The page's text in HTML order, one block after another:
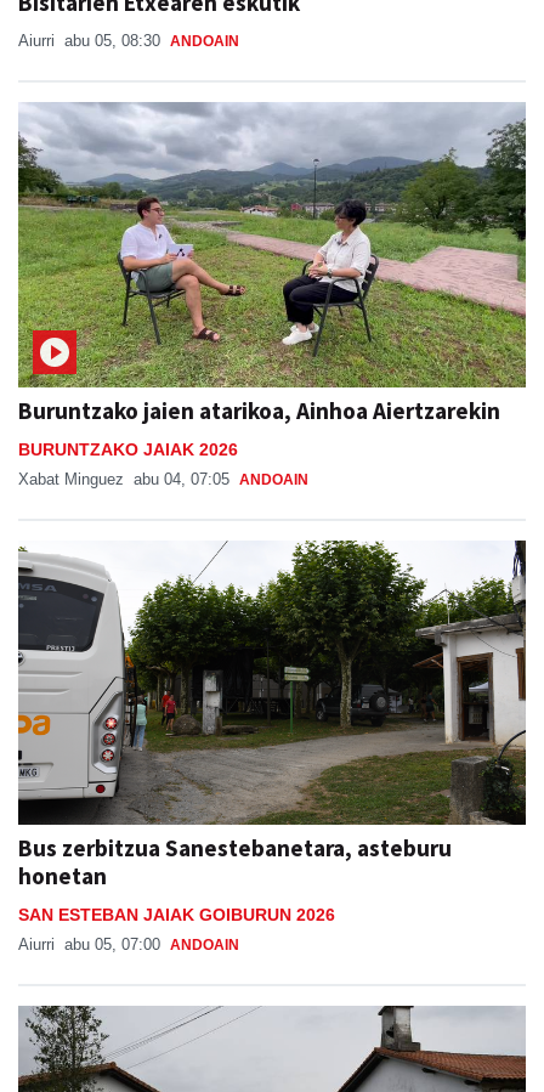
Aiurri abu 05, 08:30 ANDOAIN
Buruntzako jaien atarikoa, Ainhoa Aiertzarekin
BURUNTZAKO JAIAK 2026
Xabat Minguez abu 04, 07:05 ANDOAIN
Bus zerbitzua Sanestebanetara, asteburu
honetan
SAN ESTEBAN JAIAK GOIBURUN 2026
Aiurri abu 05, 07:00 ANDOAIN